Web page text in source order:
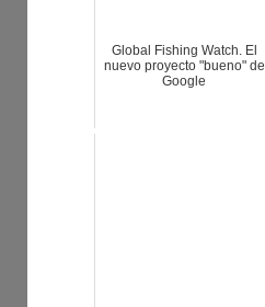
Global Fishing Watch. El
nuevo proyecto "bueno" de
Google